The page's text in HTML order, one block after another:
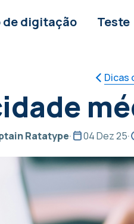
de digitação Teste
Dicas
Ratatype· 04 Dez 25·